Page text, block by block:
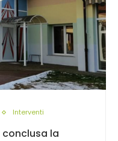
Interventi
conclusa la